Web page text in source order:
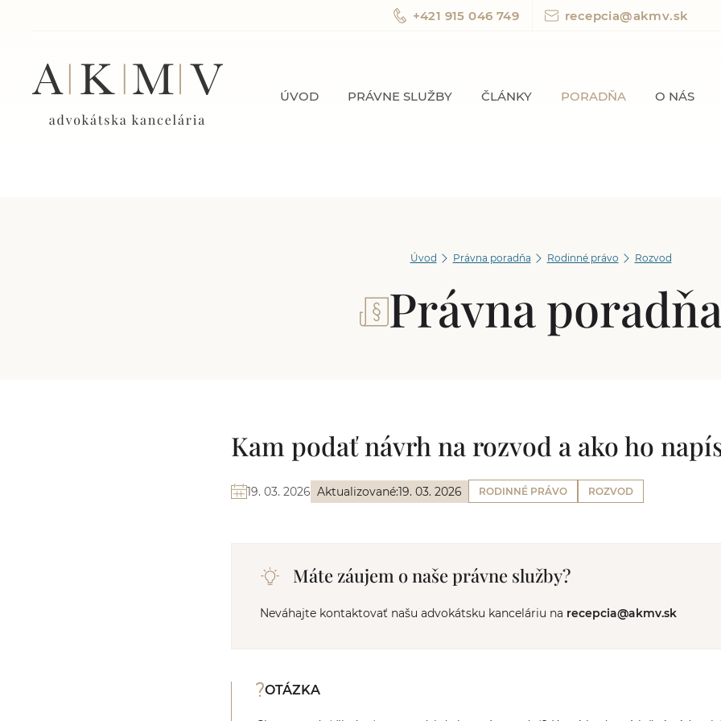
+421 915 046 749 recepcia@akmv.sk
ÚVOD PRÁVNE SLUŽBY ČLÁNKY PORADŇA O NÁS
Úvod Právna poradňa Rodinné právo Rozvod
Právna
Kam podať návrh na rozvod a ako ho
19. 03. 2026 Aktualizované:19. 03. 2026 RODINNÉ PRÁVO ROZVOD
Máte záujem o naše právne služby?
Neváhajte kontaktovať našu advokátsku kanceláriu na recepcia@akmv.sk
OTÁZKA